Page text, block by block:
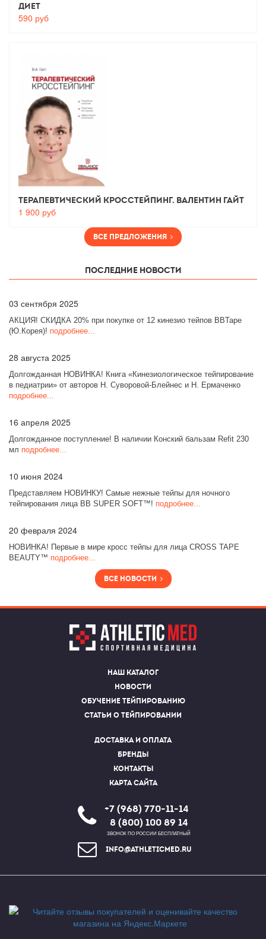
диет
590 руб
Терапевтический Кросстейпинг. Валентин Гайт
1 900 руб
Все предложения
Последние новости
03 сентября 2025
АКЦИЯ! СКИДКА 20% при покупке от 12 кинезио тейпов BBTape
(Ю.Корея)! подробнее...
28 августа 2025
Долгожданная НОВИНКА! Книга «Кинезиологическое тейпирование
в педиатрии» от авторов Н. Суворовой-Блейнес и Н. Ермаченко
подробнее...
16 апреля 2025
Долгожданное поступление! В наличии Конский бальзам Refit 230
мл подробнее...
10 июня 2024
Представляем НОВИНКУ! Самые нежные тейпы для ночного
тейпирования лица BB SUPER SOFT™! подробнее...
20 февраля 2024
НОВИНКА! Первые в мире кросс тейпы для лица CROSS TAPE
BEAUTY™ подробнее...
Все новости
Наш каталог
Новости
Обучение тейпированию
Статьи о тейпировании
Доставка и оплата
Бренды
Контакты
Карта сайта
+7 (968) 770-11-14
8 (800) 100 89 14
ЗВОНОК ПО РОССИИ БЕСПЛАТНЫЙ
info@athleticmed.ru